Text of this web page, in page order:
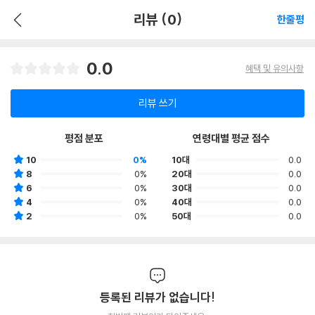
리뷰 (0) 한줄평
0.0 혜택 및 유의사항
리뷰 쓰기
평점 분포
10
0%
8
0%
6
0%
4
0%
2
0%
연령대별 평균 점수
10대
0.0
20대
0.0
30대
0.0
40대
0.0
50대
0.0
등록된 리뷰가 없습니다!